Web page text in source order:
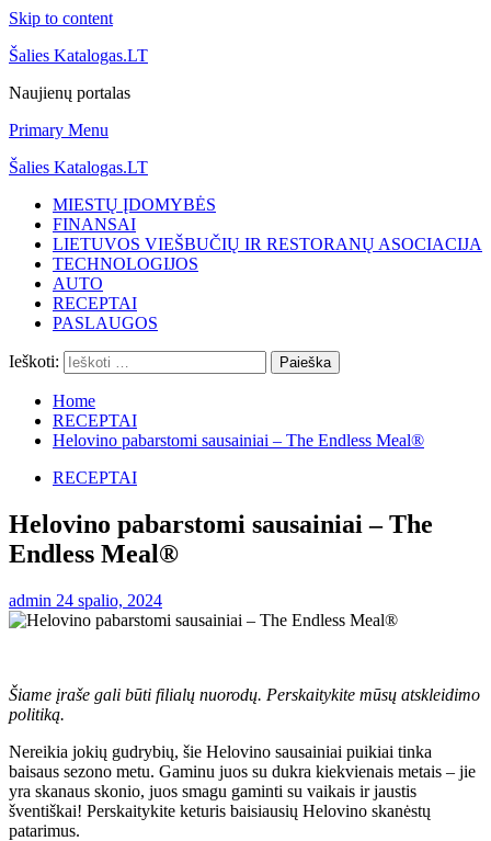
Skip to content
Šalies Katalogas.LT
Naujienų portalas
Primary Menu
Šalies Katalogas.LT
MIESTŲ ĮDOMYBĖS
FINANSAI
LIETUVOS VIEŠBUČIŲ IR RESTORANŲ ASOCIACIJA
TECHNOLOGIJOS
AUTO
RECEPTAI
PASLAUGOS
Ieškoti:
Home
RECEPTAI
Helovino pabarstomi sausainiai – The Endless Meal®
RECEPTAI
Helovino pabarstomi sausainiai – The
Endless Meal®
admin 24 spalio, 2024
Šiame įraše gali būti filialų nuorodų. Perskaitykite mūsų atskleidimo
politiką.
Nereikia jokių gudrybių, šie Helovino sausainiai puikiai tinka
baisaus sezono metu. Gaminu juos su dukra kiekvienais metais – jie
yra skanaus skonio, juos smagu gaminti su vaikais ir jaustis
šventiškai! Perskaitykite keturis baisiausių Helovino skanėstų
patarimus.